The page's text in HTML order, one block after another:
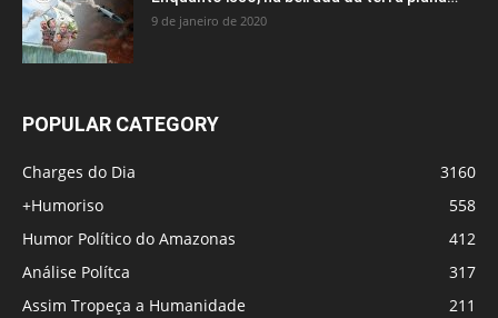
9 de janeiro de 2020
POPULAR CATEGORY
Charges do Dia
3160
+Humoriso
558
Humor Político do Amazonas
412
Análise Polítca
317
Assim Tropeça a Humanidade
211